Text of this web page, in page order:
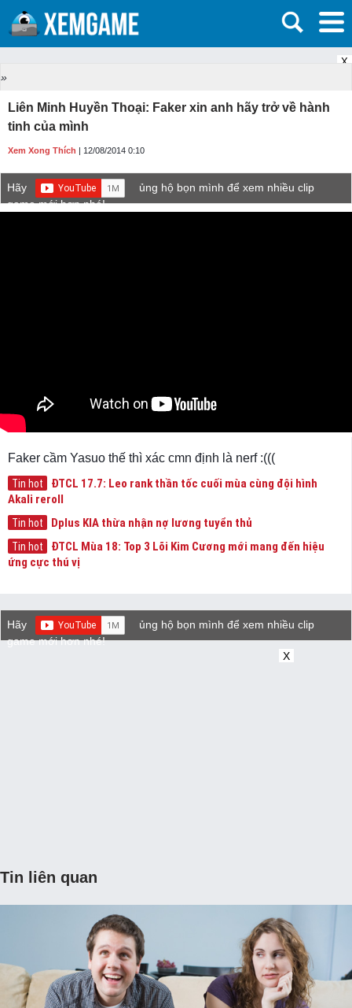
X
»
Liên Minh Huyền Thoại: Faker xin anh hãy trở về hành
tinh của mình
Xem Xong Thích | 12/08/2014 0:10
Hãy
ủng hộ bọn mình để xem nhiều clip
game mới hơn nhé!
Faker cầm Yasuo thế thì xác cmn định là nerf :(((
Tin hot
ĐTCL 17.7: Leo rank thần tốc cuối mùa cùng đội hình
Akali reroll
Tin hot Dplus KIA thừa nhận nợ lương tuyển thủ
Tin hot
ĐTCL Mùa 18: Top 3 Lõi Kim Cương mới mang đến hiệu
ứng cực thú vị
Hãy
ủng hộ bọn mình để xem nhiều clip
game mới hơn nhé!
X
Tin liên quan